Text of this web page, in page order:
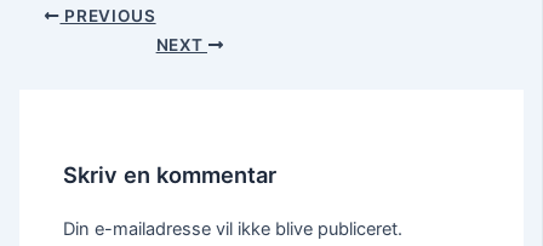
PREVIOUS
NEXT
Skriv en kommentar
Din e-mailadresse vil ikke blive publiceret.